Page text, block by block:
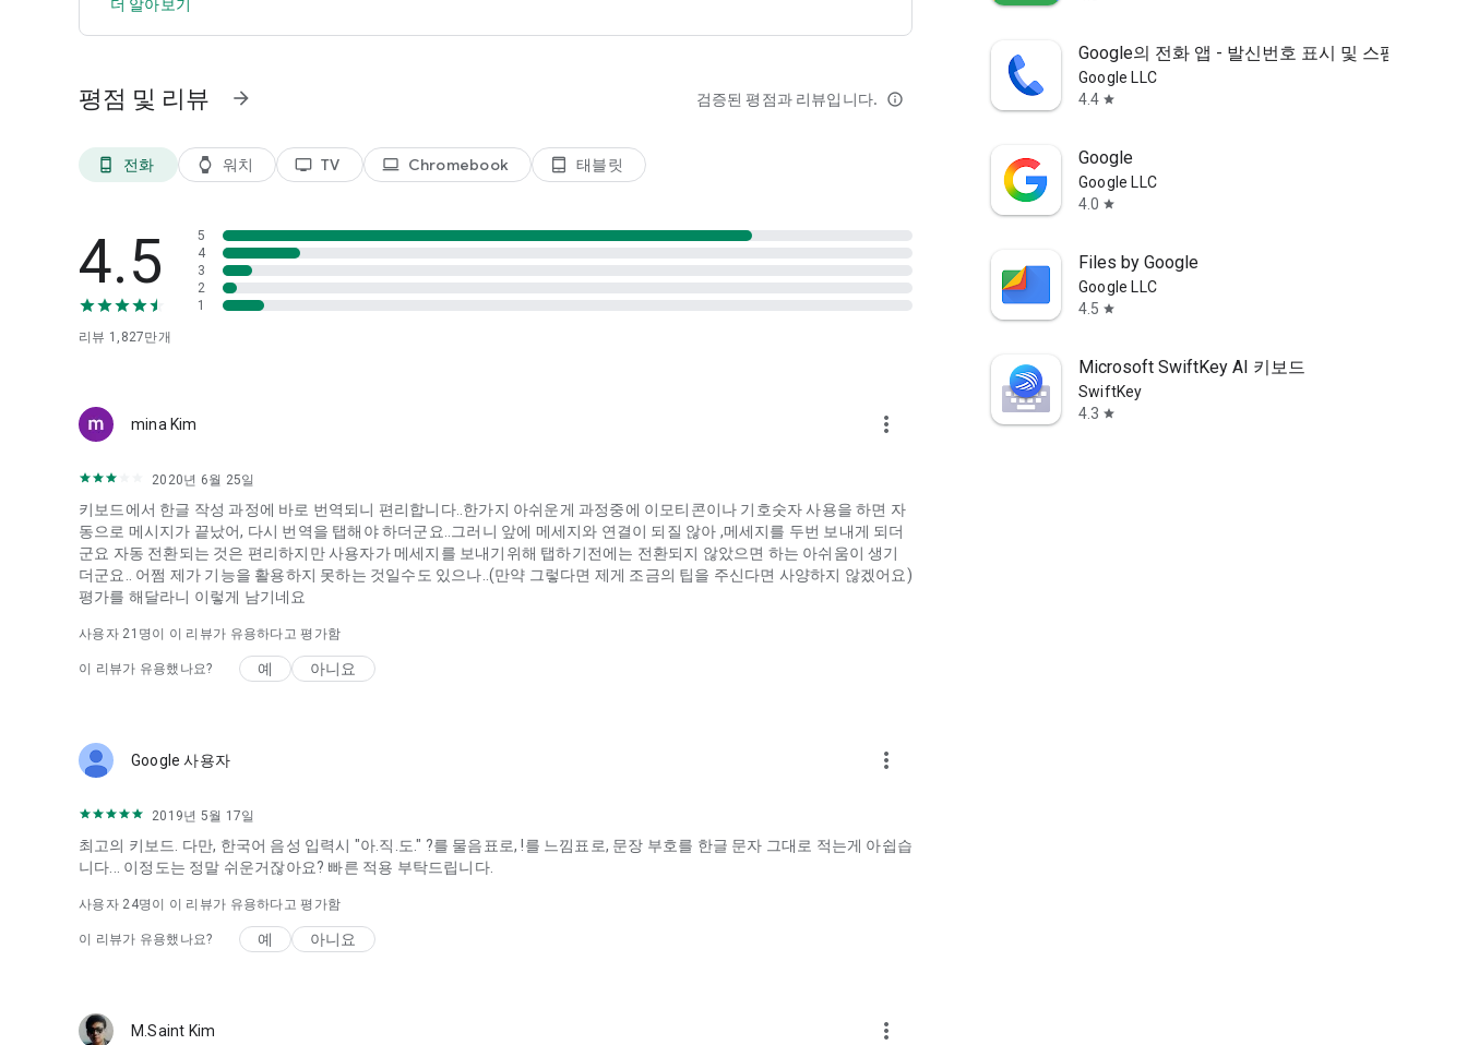
주소록: 입력 제안에 연락처를 표시하는 데 필요합니다.
저장소: 맞춤 테마 및 GIF 저장에 필요합니다.
SMS: SMS의 내용으로 입력 제안을 개선하는 데 필요합니다.
카메라: 개인 GIF용 동영상을 촬영하는 데 필요합니다.
더 알아보기
평점 및 리뷰 arrow_forward 검증된 평점과 리뷰입니다. info_outline
phone_android 전화 watch 워치 tv TV laptop Chromebook tablet_android 태블릿
4.5
리뷰 1,827만개
5
4
3
2
1
mina Kim more_vert
2020년 6월 25일
키보드에서 한글 작성 과정에 바로 번역되니 편리합니다..한가지 아쉬운게 과정중에 이모티콘이나 기호숫자 사용을 하면 자
동으로 메시지가 끝났어, 다시 번역을 탭해야 하더군요..그러니 앞에 메세지와 연결이 되질 않아 ,메세지를 두번 보내게 되더
군요 자동 전환되는 것은 편리하지만 사용자가 메세지를 보내기위해 탭하기전에는 전환되지 않았으면 하는 아쉬움이 생기
더군요.. 어쩜 제가 기능을 활용하지 못하는 것일수도 있으나..(만약 그렇다면 제게 조금의 팁을 주신다면 사양하지 않겠어요)
평가를 해달라니 이렇게 남기네요
사용자 21 명이 이 리뷰가 유용하다고 평가함
이 리뷰가 유용했나요? 예 아니요
Google 사용자 more_vert
2019년 5월 17일
최고의 키보드. 다만, 한국어 음성 입력시 "아.직.도." ?를 물음표로, !를 느낌표로, 문장 부호를 한글 문자 그대로 적는게 아쉽습
니다... 이정도는 정말 쉬운거잖아요? 빠른 적용 부탁드립니다.
사용자 24명이 이 리뷰가 유용하다고 평가함
이 리뷰가 유용했나요? 예 아니요
M.Saint Kim more_vert
Google의 전화 앱 - 발신번호 표시 및 스팸 차단
Google LLC
4.4 star
Google
Google LLC
4.0 star
Files by Google
Google LLC
4.5 star
Microsoft SwiftKey AI 키보드
SwiftKey
4.3 star